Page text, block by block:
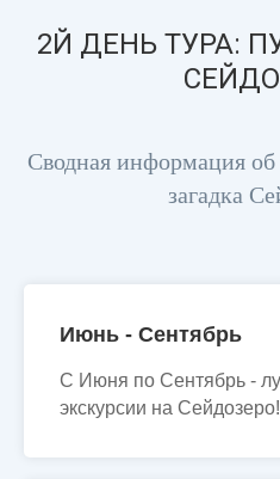
2Й ДЕНЬ ТУРА:
Сводная информация об
загадка
Июнь - Сентябрь
С Июня по Сентябрь -
экскурсии на Сейдозеро!